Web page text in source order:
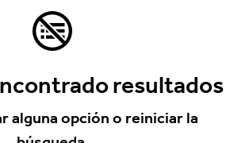
resultados
alguna opción o reiniciar la